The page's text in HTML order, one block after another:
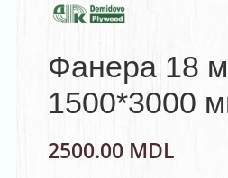
Фанера 18
1500*3000
2500.00 MDL